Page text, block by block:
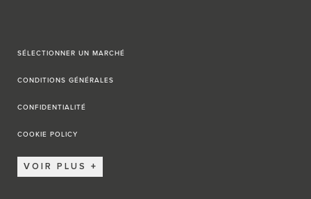
SÉLECTIONNER UN MARCHÉ
CONDITIONS GÉNÉRALES
CONFIDENTIALITÉ
COOKIE POLICY
VOIR PLUS